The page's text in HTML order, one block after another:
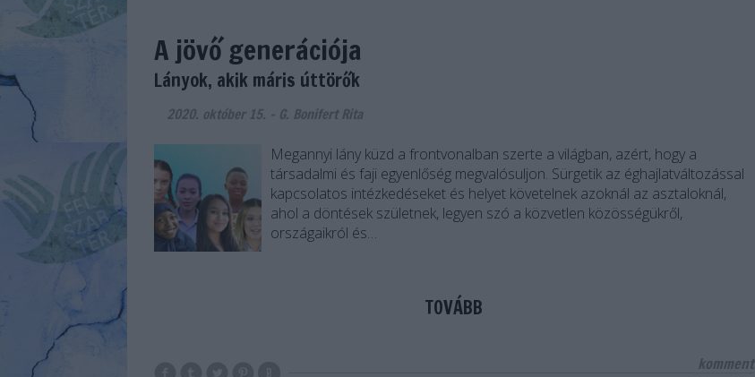
A jövő generációja
Lányok, akik máris úttörők
2020. október 15. - G. Bonifert Rita
Megannyi lány küzd a frontvonalban szerte a világban, azért, hogy a
társadalmi és faji egyenlőség megvalósuljon. Sürgetik az éghajlatváltozással
kapcsolatos intézkedéseket és helyet követelnek azoknál az asztaloknál,
ahol a döntések születnek, legyen szó a közvetlen közösségükről,
országaikról és…
TOVÁBB
komment